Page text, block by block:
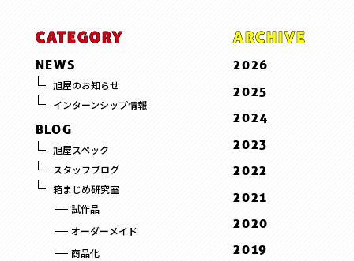
CATEGORY
NEWS
旭屋のお知らせ
インターンシップ情報
BLOG
旭屋スペック
スタッフブログ
箱まじめ研究室
試作品
オーダーメイド
商品化
ARCHIVE
2026
7 . July
3 . March
2 . February
1 . January
2025
12 . December
9 . September
8 . August
7 . July
6 . June
2024
12 . December
9 . September
8 . August
7 . July
2023
12 . December
2022
10 . October
2021
12 . December
2020
12 . December
2019